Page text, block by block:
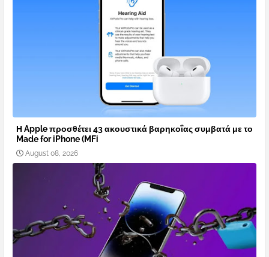
Η Apple προσθέτει 43 ακουστικά βαρηκοΐας συμβατά με το
Made for iPhone (MFi
August 08, 2026